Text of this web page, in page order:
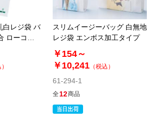
白レジ袋 バ
ローコス
スリムイージーバッグ 白無地
レジ袋 エンボス加工タイプ
￥154～
￥10,241 （税込）
61-294-1
全12商品